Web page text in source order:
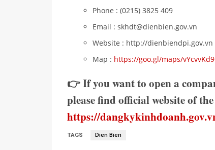
Phone : (0215) 3825 409
Email : skhdt@dienbien.gov.vn
Website : http://dienbiendpi.gov.vn
Map : https://goo.gl/maps/
👉 If you want to open a
please find official website of
https://
TAGS Dien Bien